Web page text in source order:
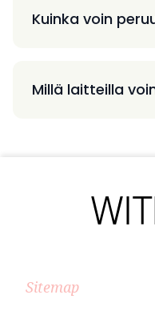
Kuinka voin
Millä laitteilla
Sitemap